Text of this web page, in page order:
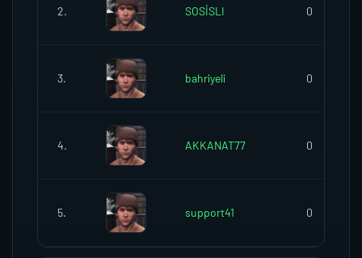
2. SOSİSLI 0
3. bahriyeli 0
4. AKKANAT77 0
5. support41 0